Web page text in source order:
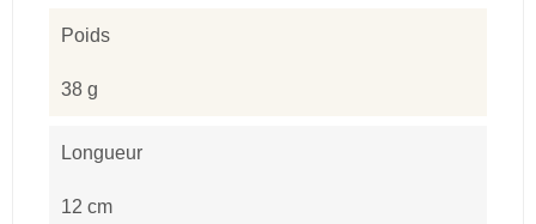
Poids
38 g
Longueur
12 cm